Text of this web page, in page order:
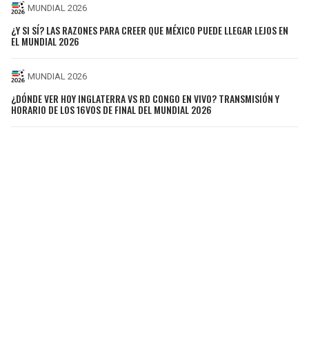
MUNDIAL 2026
¿Y SI SÍ? LAS RAZONES PARA CREER QUE MÉXICO PUEDE LLEGAR LEJOS EN
EL MUNDIAL 2026
MUNDIAL 2026
¿DÓNDE VER HOY INGLATERRA VS RD CONGO EN VIVO? TRANSMISIÓN Y
HORARIO DE LOS 16VOS DE FINAL DEL MUNDIAL 2026